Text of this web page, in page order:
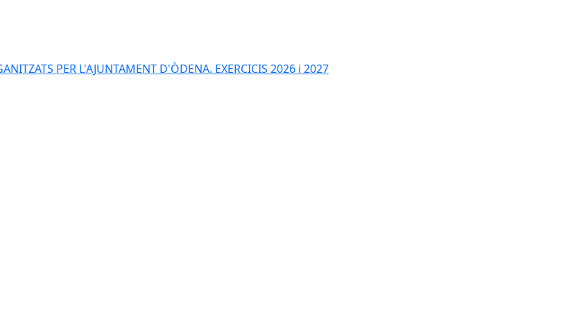
PER L'AJUNTAMENT D'ÒDENA. EXERCICIS 2026 i 2027